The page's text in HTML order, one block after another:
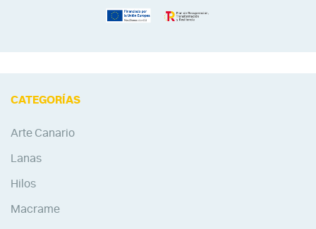
CATEGORÍAS
Arte Canario
Lanas
Hilos
Macrame